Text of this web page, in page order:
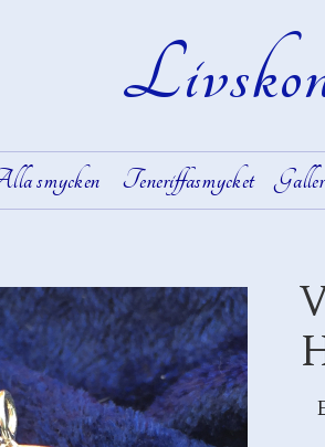
smycken Teneriffasmycket